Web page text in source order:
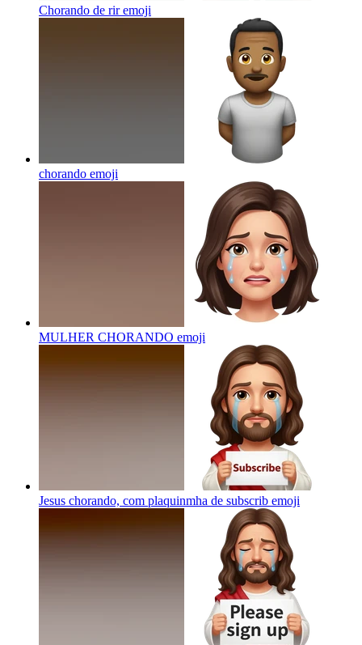
Chorando de riremoji
chorando emoji
MULHER CHORANDO emoji
Jesus chorando, com plaquinmha de subscrib emoji